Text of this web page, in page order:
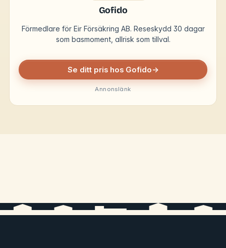
Gofido
Förmedlare för Eir Försäkring AB. Reseskydd 30 dagar
som basmoment, allrisk som tillval.
Se ditt pris hos Gofido→
Annonslänk